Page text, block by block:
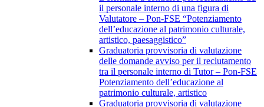
il personale interno di una figura di
Valutatore – Pon-FSE “Potenziamento
dell’educazione al patrimonio culturale,
artistico, paesaggistico”
Graduatoria provvisoria di valutazione
delle domande avviso per il reclutamento
tra il personale interno di Tutor – Pon-FSE
Potenziamento dell’educazione al
patrimonio culturale, artistico
Graduatoria provvisoria di valutazione